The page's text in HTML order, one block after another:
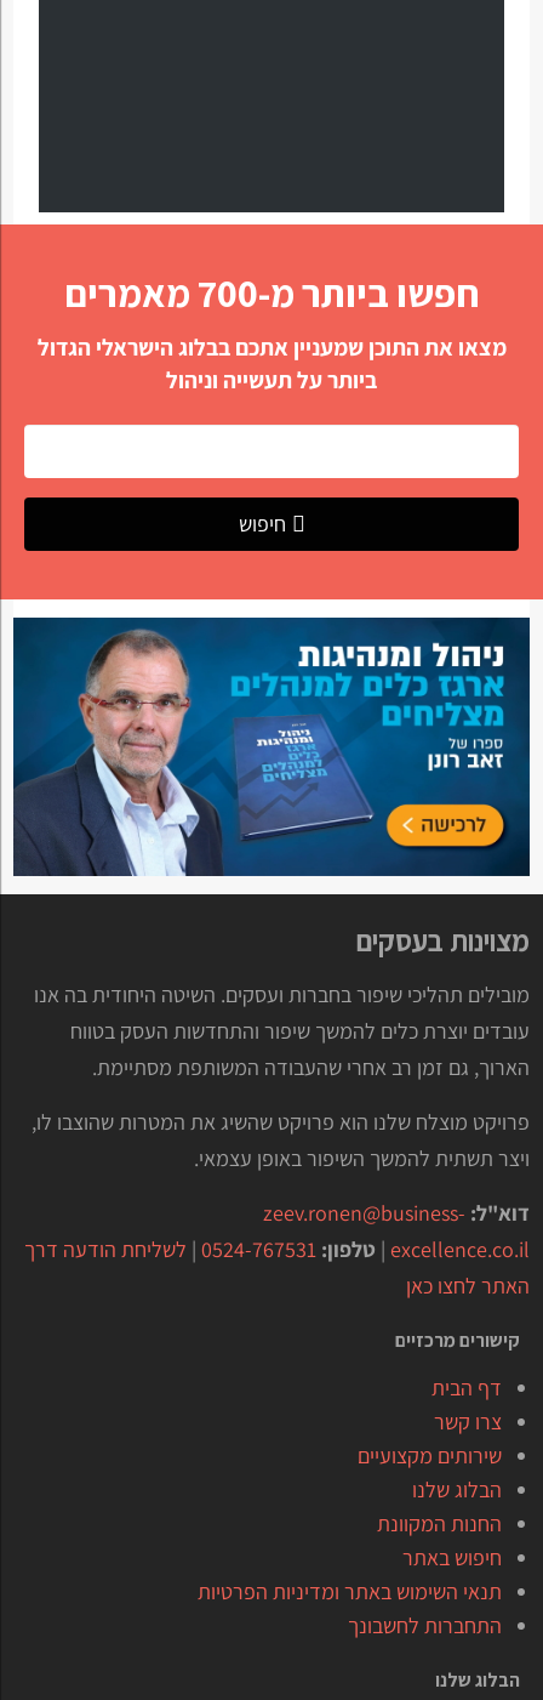
חפשו ביותר מ-700 מאמרים
מצאו את התוכן שמעניין אתכם בבלוג הישראלי הגדול
ביותר על תעשייה וניהול
חיפוש
מצוינות בעסקים
מובילים תהליכי שיפור בחברות ועסקים. השיטה היחודית בה אנו
עובדים יוצרת כלים להמשך שיפור והתחדשות העסק בטווח
הארוך, גם זמן רב אחרי שהעבודה המשותפת מסתיימת.
פרויקט מוצלח שלנו הוא פרויקט שהשיג את המטרות שהוצבו לו,
ויצר תשתית להמשך השיפור באופן עצמאי.
דוא"ל: zeev.ronen@business-
excellence.co.il
| טלפון: 0524-767531
| לשליחת הודעה דרך
האתר לחצו כאן
קישורים מרכזיים
דף הבית
צרו קשר
שירותים מקצועיים
הבלוג שלנו
החנות המקוונת
חיפוש באתר
תנאי השימוש באתר ומדיניות הפרטיות
התחברות לחשבונך
הבלוג שלנו